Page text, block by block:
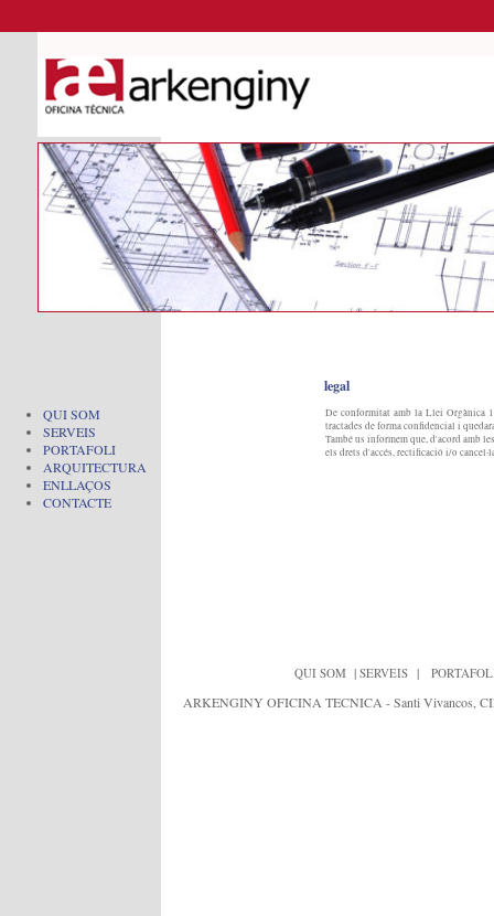
QUI SOM
SERVEIS
PORTAFOLI
ARQUITECTURA
ENLLAÇOS
CONTACTE
legal
De conformitat amb la Llei Orgànica
tractades de forma confidencial i
També us informem que, d'acord amb
els drets d'accés, rectificació i/o
QUI SOM | SERVEIS|
ARKENGINY OFICINA TECNICA - Santi Vivancos,